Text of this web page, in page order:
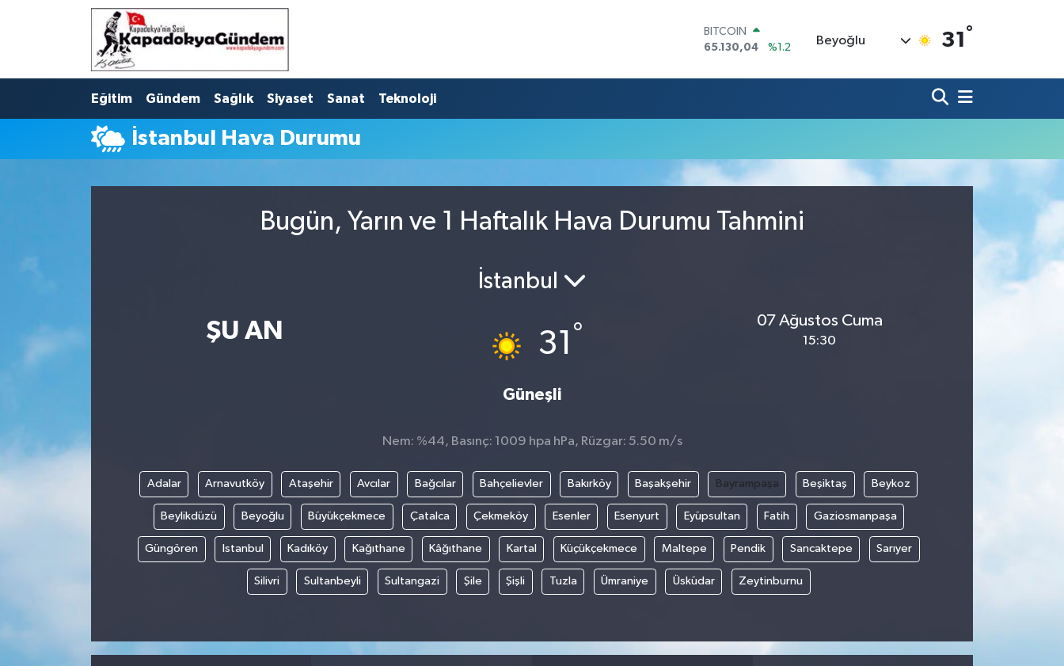
BITCOIN
65.130,04
%1.2
47,7106
%0.17
GRAM ALTIN
6618.49
BİST100
Beyoğlu 31 °
Eğitim Gündem Sağlık Siyaset Sanat Teknoloji
İstanbul Hava Durumu
Bugün, Yarın ve 1 Haftalık Hava Durumu Tahmini
ŞU AN
İstanbul
31 °
Güneşli
07 Ağustos Cuma
15:30
Nem: %44, Basınç: 1009 hpa hPa, Rüzgar: 5.50 m/s
Adalar Arnavutköy Ataşehir Avcılar Bağcılar Bahçelievler Bakırköy Başakşehir Bayrampaşa Beşiktaş Beykoz
Beylikdüzü Beyoğlu Büyükçekmece Çatalca Çekmeköy Esenler Esenyurt Eyüpsultan Fatih Gaziosmanpaşa
Güngören Istanbul Kadıköy Kağıthane Kâğıthane Kartal Küçükçekmece Maltepe Pendik Sancaktepe Sarıyer
Silivri Sultanbeyli Sultangazi Şile Şişli Tuzla Ümraniye Üsküdar Zeytinburnu
Hava Durumu
Trafik Durumu
Süper Lig Puan Durumu ve Fikstür